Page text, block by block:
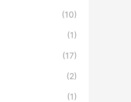
(10)
(1)
(17)
(2)
(1)